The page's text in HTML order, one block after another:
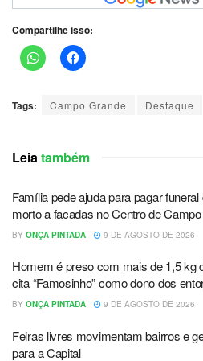
Compartilhe isso:
Tags: Campo Grande Destaque
Leia também
Família pede ajuda para pagar
morto a facadas no Centro de
BY ONÇA PINTADA 9 DE AGOSTO DE 2026
Homem é preso com mais de 1,5 kg
cita “Famosinho” como dono dos
BY ONÇA PINTADA 9 DE AGOSTO DE 2026
Feiras livres movimentam bairros e
para a Capital